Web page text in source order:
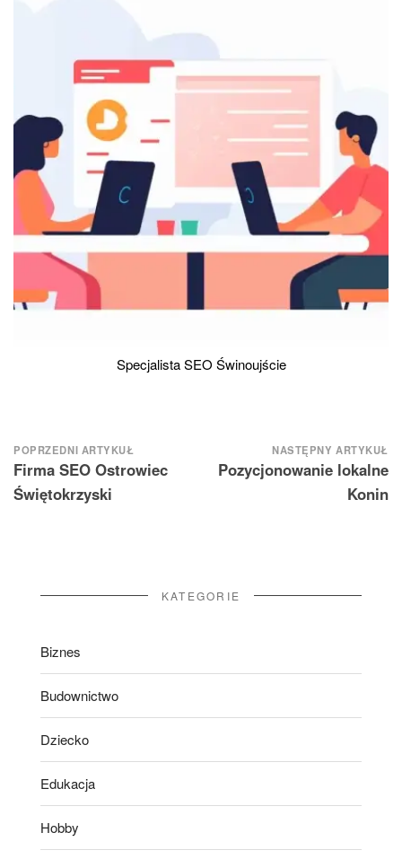
Specjalista SEO Świnoujście
Nawigacja
wpisu
POPRZEDNI ARTYKUŁ
Firma SEO Ostrowiec
Świętokrzyski
NASTĘPNY ARTYKUŁ
Pozycjonowanie lokalne
Konin
KATEGORIE
Biznes
Budownictwo
Dziecko
Edukacja
Hobby